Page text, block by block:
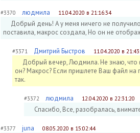
#3370 людмила 11.04.2020 в 21:16:34
Добрый день! А у меня ничего не
поставила, макрос создала, Но он не
#3371 Дмитрий Быстров 11.04.2020 в
Добрый вечер, Людмила. Не знаю, что
он? Макрос? Если пришлете Ваш файл на
так.
#3372 людмила 12.04.2020 в 22:31:20
Спасибо, Все, разобралась,
#3377 juna 08.05.2020 в 15:02:44